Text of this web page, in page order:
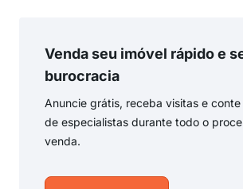
Venda seu imóvel rápido e
burocracia
Anuncie grátis, receba visitas e
de especialistas durante todo o
venda.